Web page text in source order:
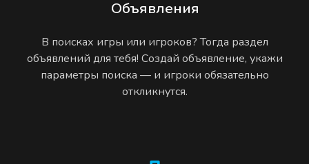
Объявления
В поисках игры или игроков? Тогда раздел
объявлений для тебя! Создай объявление, укажи
параметры поиска — и игроки обязательно
откликнутся.